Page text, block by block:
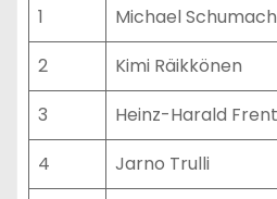
1 Michael
2
Kimi Räikkönen
3
Heinz-Harald
4
Jarno Trulli